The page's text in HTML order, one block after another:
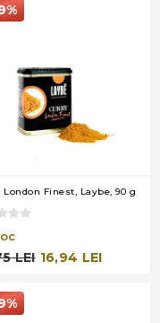
London Finest, Laybe, 90 g
LEI 16,94 LEI